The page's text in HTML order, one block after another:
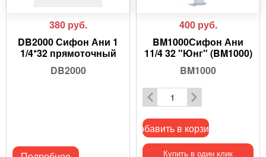
380 руб.
DB2000 Сифон Ани 1
1/4*32 прямоточный
DB2000
400 руб.
BM1000Сифон Ани
11/4 32 "Юнг" (BM1000)
BM1000
Добавить в корзину
Купить в один клик